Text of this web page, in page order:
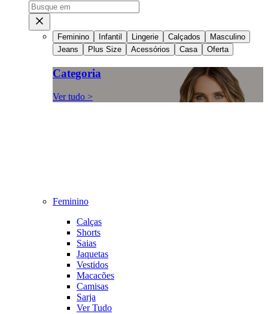
Feminino Infantil Lingerie Calçados
Masculino
Jeans
Plus Size Acessórios Casa Oferta
Categoria
Ver tudo >
Feminino
Calças
Shorts
Saias
Jaquetas
Vestidos
Macacões
Camisas
Sarja
Ver Tudo